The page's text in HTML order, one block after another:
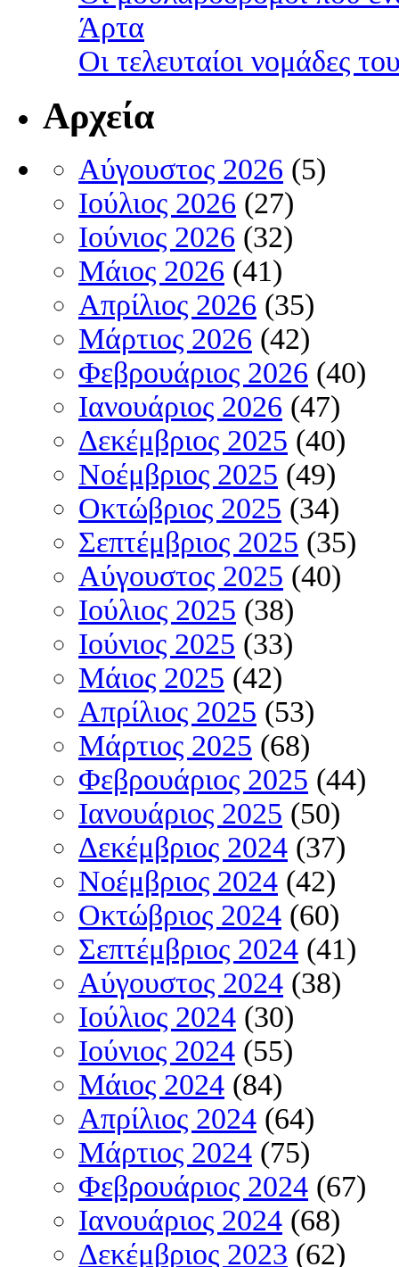
Άρτα
Οι τελευταίοι νομάδες
Αρχεία
Αύγουστος 2026 (5)
Ιούλιος 2026 (27)
Ιούνιος 2026 (32)
Μάιος 2026 (41)
Απρίλιος 2026 (35)
Μάρτιος 2026 (42)
Φεβρουάριος 2026 (40)
Ιανουάριος 2026 (47)
Δεκέμβριος 2025 (40)
Νοέμβριος 2025 (49)
Οκτώβριος 2025 (34)
Σεπτέμβριος 2025 (35)
Αύγουστος 2025 (40)
Ιούλιος 2025 (38)
Ιούνιος 2025 (33)
Μάιος 2025 (42)
Απρίλιος 2025 (53)
Μάρτιος 2025 (68)
Φεβρουάριος 2025 (44)
Ιανουάριος 2025 (50)
Δεκέμβριος 2024 (37)
Νοέμβριος 2024 (42)
Οκτώβριος 2024 (60)
Σεπτέμβριος 2024 (41)
Αύγουστος 2024 (38)
Ιούλιος 2024 (30)
Ιούνιος 2024 (55)
Μάιος 2024 (84)
Απρίλιος 2024 (64)
Μάρτιος 2024 (75)
Φεβρουάριος 2024 (67)
Ιανουάριος 2024 (68)
Δεκέμβριος 2023 (62)